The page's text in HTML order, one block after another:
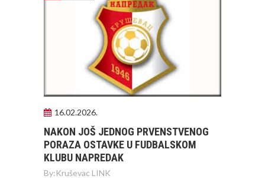
16.02.2026.
NAKON JOŠ JEDNOG PRVENSTVENOG
PORAZA OSTAVKE U FUDBALSKOM
KLUBU NAPREDAK
By:Kruševac LINK